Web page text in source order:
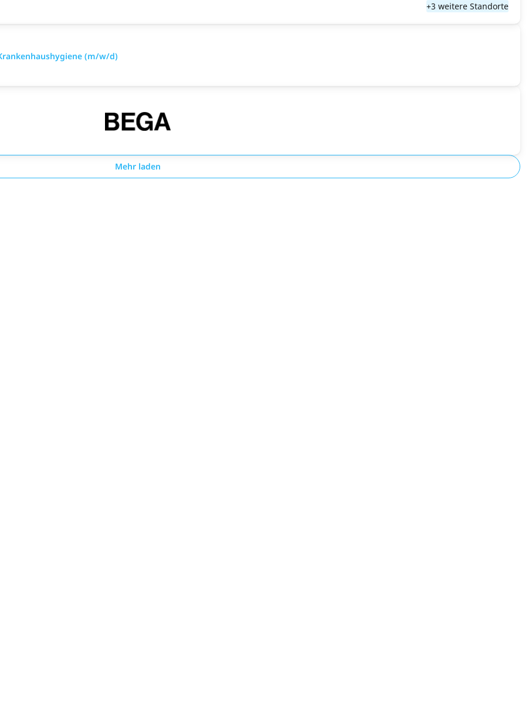
+3 weitere Standorte
(m/w/d)
Mehr laden